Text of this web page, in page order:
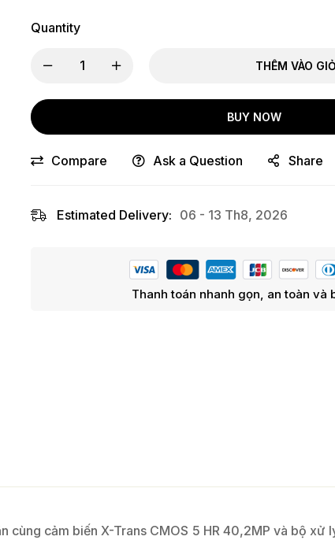
Quantity
THÊM VÀO
BUY NOW
Compare Ask a Question Share
Estimated Delivery: 06 - 13 Th8, 2026
Thanh toán nhanh gọn, an toàn và
cảm biến X-Trans CMOS 5 HR 40,2MP và bộ xử